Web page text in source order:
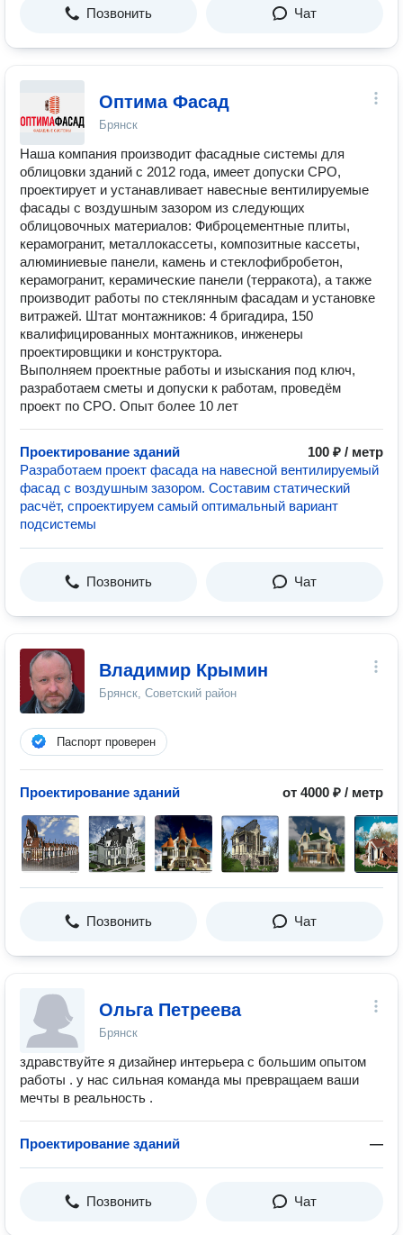
Позвонить Чат
Оптима Фасад
Брянск
Наша компания производит фасадные системы для
облицовки зданий с 2012 года, имеет допуски СРО,
проектирует и устанавливает навесные вентилируемые
фасады с воздушным зазором из следующих
облицовочных материалов: Фиброцементные плиты,
керамогранит, металлокассеты, композитные кассеты,
алюминиевые панели, камень и стеклофибробетон,
керамогранит, керамические панели (терракота), а также
производит работы по стеклянным фасадам и установке
витражей. Штат монтажников: 4 бригадира, 150
квалифицированных монтажников, инженеры
проектировщики и конструктора.
Выполняем проектные работы и изыскания под ключ,
разработаем сметы и допуски к работам, проведём
проект по СРО. Опыт более 10 лет
Проектирование зданий
100 ₽ / метр
Разработаем проект фасада на навесной вентилируемый
фасад с воздушным зазором. Составим статический
расчёт, спроектируем самый оптимальный вариант
подсистемы
Позвонить Чат
Владимир Крымин
Брянск, Советский район
Паспорт проверен
Проектирование зданий от 4000 ₽ / метр
Позвонить Чат
Ольга Петреева
Брянск
здравствуйте я дизайнер интерьера с большим опытом
работы . у нас сильная команда мы превращаем ваши
мечты в реальность .
Проектирование зданий —
Позвонить Чат